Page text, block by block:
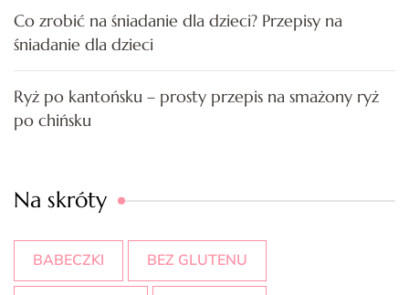
Co zrobić na śniadanie dla dzieci? Przepisy na
śniadanie dla dzieci
Ryż po kantońsku – prosty przepis na smażony ryż
po chińsku
Na skróty
BABECZKI BEZ GLUTENU